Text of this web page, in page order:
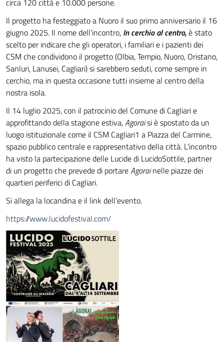
circa 120 città e 10.000 persone.
Il progetto ha festeggiato a Nuoro il suo primo anniversario il 16
giugno 2025. Il nome dell’incontro, In cerchio al centro,è stato
scelto per indicare che gli operatori, i familiari e i pazienti dei
CSM che condividono il progetto (Olbia, Tempio, Nuoro, Oristano,
Sanluri, Lanusei, Cagliari) si sarebbero seduti, come sempre in
cerchio, ma in questa occasione tutti insieme al centro della
nostra isola.
Il 14 luglio 2025, con il patrocinio del Comune di Cagliari e
approfittando della stagione estiva,Agoraisi è spostato da un
luogo istituzionale come il CSM Cagliari1 a Piazza del Carmine,
spazio pubblico centrale e rappresentativo della città. L’incontro
ha visto la partecipazione delle Lucide di LucidoSottile, partner
di un progetto che prevede di portareAgorainelle piazze dei
quartieri periferici di Cagliari.
Si allega la locandina e il link dell’evento.
https://www.lucidofestival.com/